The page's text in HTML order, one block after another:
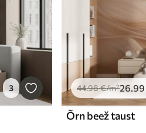
3 44.98€/m²26 .99
Õrn beež taust